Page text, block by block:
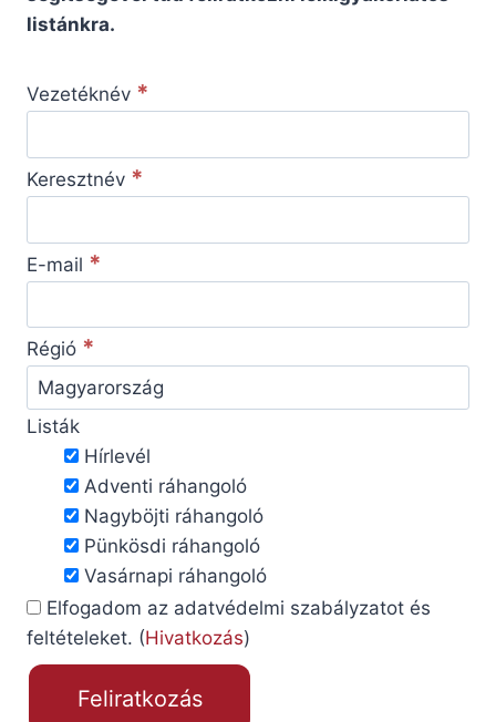
listánkra.
Vezetéknév *
Keresztnév *
E-mail *
Régió *
Listák
Hírlevél
Adventi ráhangoló
Nagyböjti ráhangoló
Pünkösdi ráhangoló
Vasárnapi ráhangoló
Elfogadom az adatvédelmi szabályzatot és
feltételeket. (Hivatkozás)